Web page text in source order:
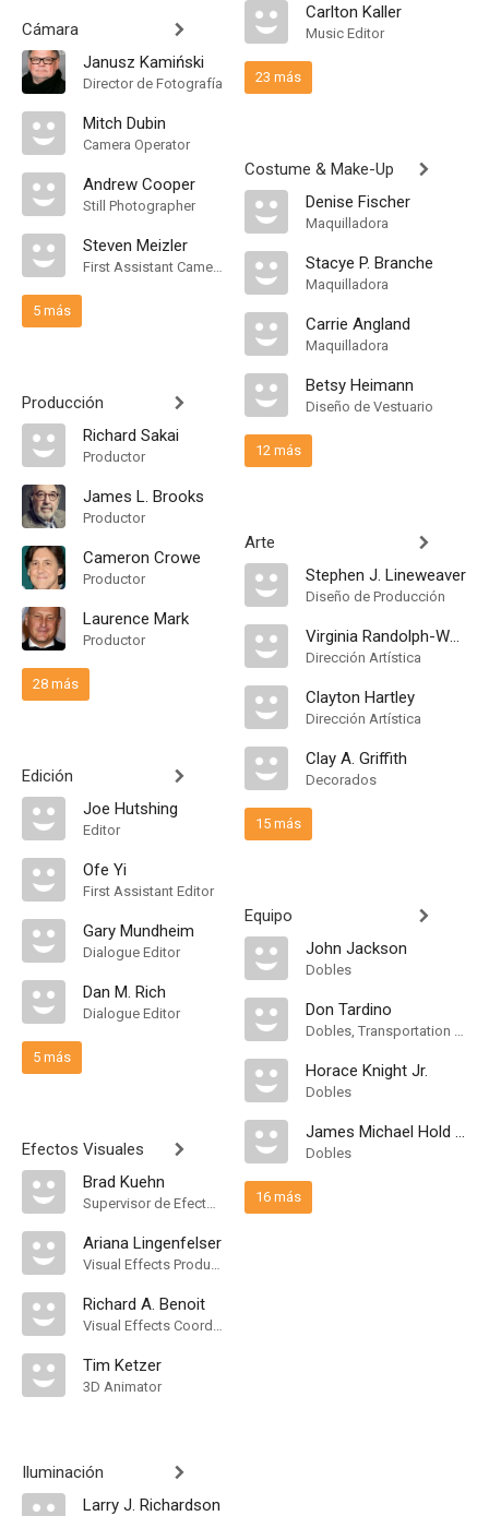
Cámara
Janusz Kamiński
Director de Fotografía
Mitch Dubin
Camera Operator
Andrew Cooper
Still Photographer
Steven Meizler
First Assistant Camera
5 más
Producción
Richard Sakai
Productor
James L. Brooks
Productor
Cameron Crowe
Productor
Laurence Mark
Productor
28 más
Edición
Joe Hutshing
Editor
Ofe Yi
First Assistant Editor
Gary Mundheim
Dialogue Editor
Dan M. Rich
Dialogue Editor
5 más
Efectos Visuales
Brad Kuehn
Supervisor de Efectos Visuales
Ariana Lingenfelser
Visual Effects Producer
Richard A. Benoit
Visual Effects Coordinator
Tim Ketzer
3D Animator
Iluminación
Larry J. Richardson
Carlton Kaller
Music Editor
23 más
Costume & Make-Up
Denise Fischer
Maquilladora
Stacye P. Branche
Maquilladora
Carrie Angland
Maquilladora
Betsy Heimann
Diseño de Vestuario
12 más
Arte
Stephen J. Lineweaver
Diseño de Producción
Virginia Randolph-Weaver
Dirección Artística
Clayton Hartley
Dirección Artística
Clay A. Griffith
Decorados
15 más
Equipo
John Jackson
Dobles
Don Tardino
Dobles, Transportation Coordinator
Horace Knight Jr.
Dobles
James Michael Hold Jr.
Dobles
16 más